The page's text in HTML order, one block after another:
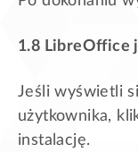
1.8 LibreOffice
Jeśli wyświetli
użytkownika,
instalację.